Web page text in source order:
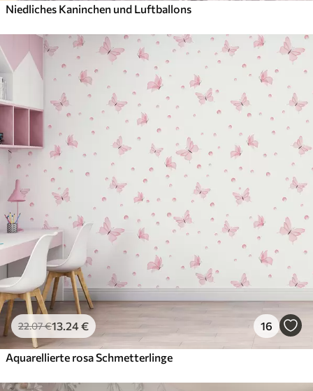
Niedliches Kaninchen und Luftballons
22.07€13 .24€ 16
Aquarellierte rosa Schmetterlinge